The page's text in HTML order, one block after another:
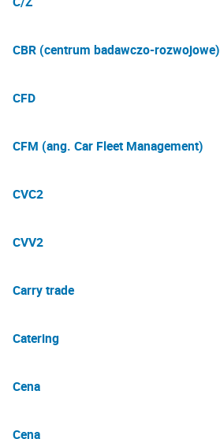
CBR (centrum badawczo-rozwojowe)
CFD
CFM (ang. Car Fleet Management)
CVC2
CVV2
Carry trade
Catering
Cena
Cena